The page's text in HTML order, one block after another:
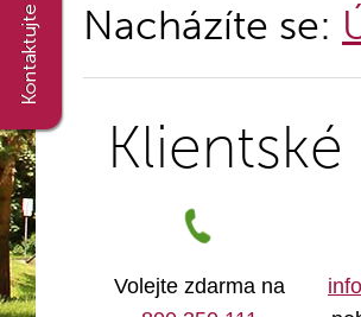
Nacházíte se:
Volejte zdarma na